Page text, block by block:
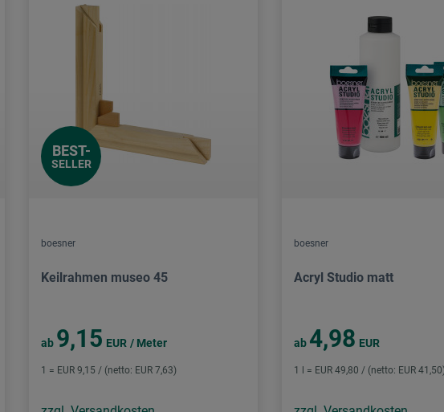
BEST-
SELLER
boesner
Keilrahmen museo 45
ab 9,15 EUR / Meter
1 = EUR 9,15 / (netto: EUR 7,63)
boesner
Acryl Studio matt
ab 4,98 EUR
1 l = EUR 49,80 / (netto: EUR